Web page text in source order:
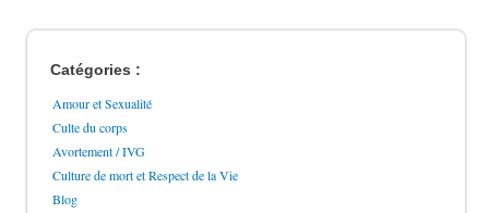
Catégories :
Amour et Sexualité
Culte du corps
Avortement / IVG
Culture de mort et Respect de la Vie
Blog